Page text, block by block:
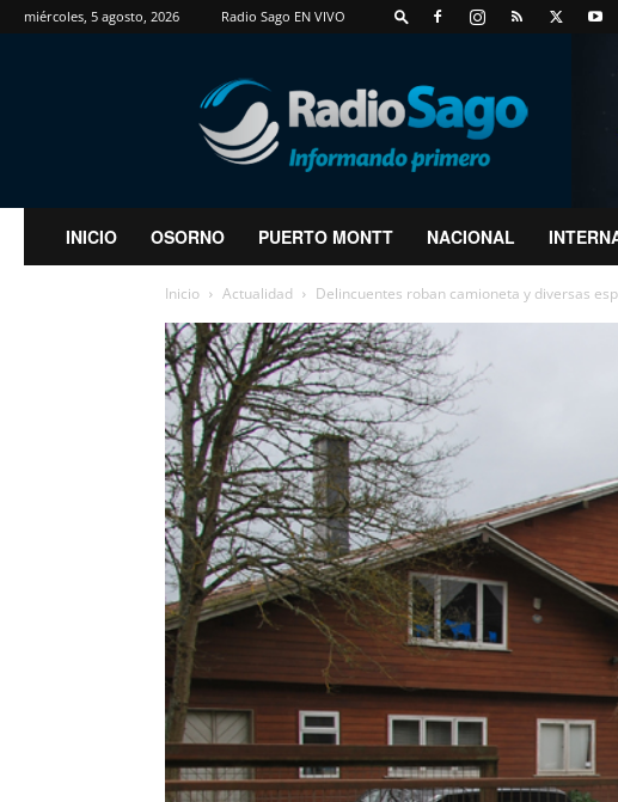
miércoles, 5 agosto, 2026 Radio Sago EN VIVO
RadioSago
INICIO OSORNO PUERTO MONTT NACIONAL
Inicio Actualidad Delincuentes roban camioneta y diversas